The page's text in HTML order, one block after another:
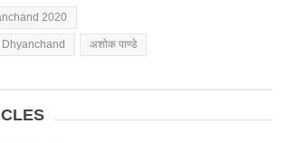
2020
अशोक पाण्डे